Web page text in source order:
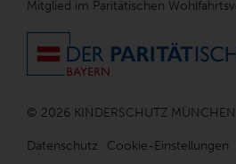
Mitglied im Paritätischen
© 2026 KINDERSCHUTZ MÜNCHEN
Datenschutz Cookie-Einstellungen